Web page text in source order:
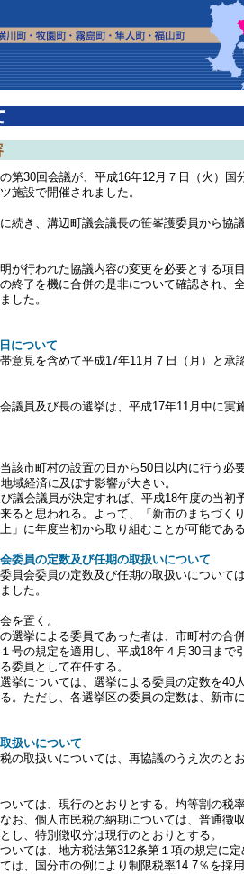
第30回会議が、平成16年12月７日（火）国
施設で開催されました。
続き、溝辺町議会議長の笹峯護委員から協
が行われた協議内容の変更を必要とする項
終了を機に合併の是非について確認され、
した。
について
意見を含めて平成17年11月７日（月）と承
議員及び長の選挙は、平成17年11月中に実
該市町村の設置の日から50日以内に行う必
域経済に及ぼす影響が大きい。
議会議員が決定すれば、平成18年度の当初
ると思われる。よって、「新市のまちづく
」に年度当初から取り組むことが可能である
委員の定数及び任期の取扱いについて
員会委員の定数及び任期の取扱いについて
した。
を置く。
選挙による委員であった者は、市町村の合
号の規定を適用し、平成18年４月30日まで
委員として在任する。
挙については、選挙による委員の定数を40
。ただし、各選挙区の委員の定数は、新市
扱いについて
の取扱いについては、再協議のうえ次のと
いては、現行のとおりとする。均等割の税
お、個人市民税の納期については、普通徴
し、特別徴収分は現行のとおりとする。
いては、地方税法第312条第１項の規定に定
は、国分市の例により制限税率14.7％を採